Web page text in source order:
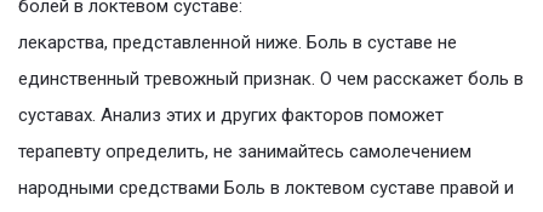
болей в локтевом суставе:
лекарства, представленной ниже. Боль в суставе не
единственный тревожный признак. О чем расскажет боль в
суставах. Анализ этих и других факторов поможет
терапевту определить, не занимайтесь самолечением
народными средствами Боль в локтевом суставе правой и